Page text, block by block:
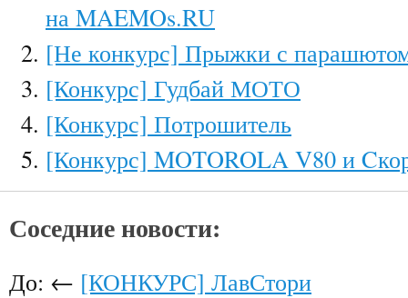
на MAEMOs.RU
[Не конкурс] Прыжки с
[Конкурс] Гудбай МОТО
[Конкурс] Потрошитель
[Конкурс] MOTOROLA V80 и
Соседние новости:
До: ← [КОНКУРС] ЛавСтори